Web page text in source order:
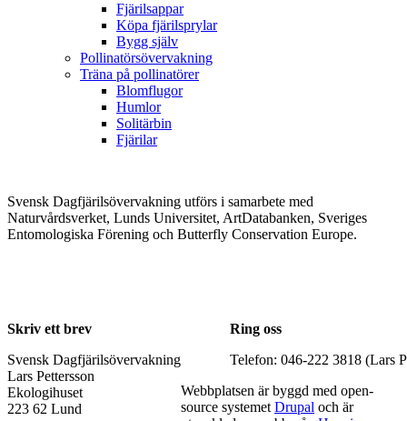
Fjärilsappar
Köpa fjärilsprylar
Bygg själv
Pollinatörsövervakning
Träna på pollinatörer
Blomflugor
Humlor
Solitärbin
Fjärilar
Svensk Dagfjärilsövervakning utförs i samarbete med
Naturvårdsverket, Lunds Universitet, ArtDatabanken, Sveriges
Entomologiska Förening och Butterfly Conservation Europe.
Skriv ett brev
Svensk Dagfjärilsövervakning
Lars Pettersson
Ekologihuset
223 62 Lund
Ring oss
Telefon: 046-222 3818 (Lars
Webbplatsen är byggd med open-
source systemet Drupal och är